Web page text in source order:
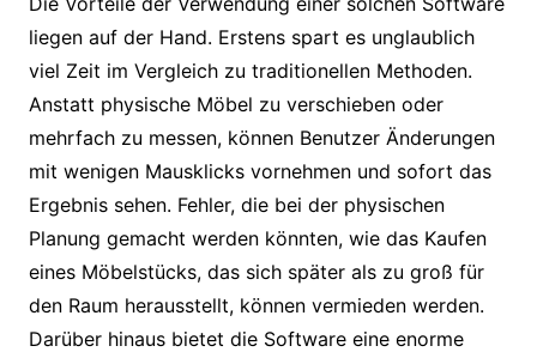
liegen auf der Hand. Erstens spart es unglaublich
viel Zeit im Vergleich zu traditionellen Methoden.
Anstatt physische Möbel zu verschieben oder
mehrfach zu messen, können Benutzer Änderungen
mit wenigen Mausklicks vornehmen und sofort das
Ergebnis sehen. Fehler, die bei der physischen
Planung gemacht werden könnten, wie das Kaufen
eines Möbelstücks, das sich später als zu groß für
den Raum herausstellt, können vermieden werden.
Darüber hinaus bietet die Software eine enorme